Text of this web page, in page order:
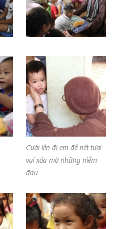
Cười lên đi em để nét tươi
vui xóa mờ những niềm
đau